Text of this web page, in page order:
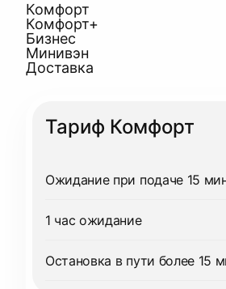
Комфорт
Комфорт+
Бизнес
Минивэн
Доставка
Тариф Комфорт
Ожидание при подаче 15
1 час ожидание
Остановка в пути более 15